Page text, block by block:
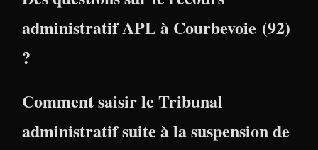
administratif APL à Courbevoie (92)
?
Comment saisir le Tribunal
administratif suite à la suspension de